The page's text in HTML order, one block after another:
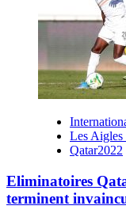
Les
Qatar2022
Eliminatoires
terminent